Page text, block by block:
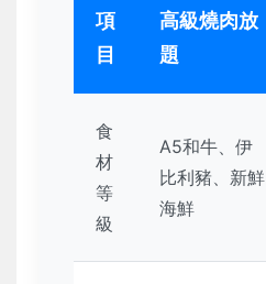
項
目
高級燒肉放
題
食
材
等
級
A5和牛、伊
比利豬、新鮮
海鮮